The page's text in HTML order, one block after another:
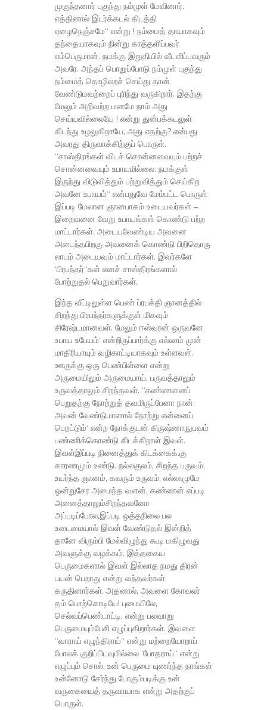
முகுந்தனார் புகுந்து நம்முள் மேவினார்.
எத்தினால் இடர்க்கடல் கிடத்தி
ஏழைநெஞ்சமே“ என்று ! நம்மைத் தாயாகவும்
தந்தையாகவும் நின்று காத்தளிப்பவர்
எம்பெருமான். நமக்கு இறுதியில் வீடளிப்பவரும்
அவரே. அந்தப் பொறுப்போடு நம்முள் புகுந்து
நம்மைத் தொழிலறச் செய்து தான்
வேண்டுமவற்றைப் புரிந்து வருகிறார். இதற்கு
மேலும் அறிவற்ற மனமே நாம் அது
செய்யவில்லையே ! என்று துன்பக்கடலுள்
கிடந்து உழலுகிறாயே, அது எதற்கு? என்பது
அவரது திருவாக்கிற்குப் பொருள்.
“சாஸ்திரங்கள் விடச் சொன்னவையும் பற்றச்
சொன்னவையும் உபாயமில்லை. நமக்குள்
இருந்து விடுவித்தும் பற்றுவித்தும் செய்கிற
அவனே உபாயம்“ என்பதுவே மேம்பட்ட பொருள்
இப்படி மேலான ஞானபாகம் உடையவர்கள் –
இறைவனை வேறு உபாயங்கள் கொண்டு பற்ற
மாட்டார்கள். அடையவேண்டிய அவனை
அடைந்தபிறகு அவனைக் கொண்டு பிறிதொரு
லாபம் அடையவும் மாட்டார்கள். இவர்களே
‘பிரபந்தர்“கள் எனச் சாஸ்திரங்களால்
போற்றுதல் பெறுவார்கள்.
இந்த வீட்டிலுள்ள பெண் ப்ரபக்தி ஞானத்தில்
சிறந்து பிரபந்நர்களுக்குள் மிகவும்
சிரேஷ்டமானவள். மேலும் ஈஸ்வரன் ஒருவனே
உபாய உபேயம்‘ என்றிருப்பார்க்கு எல்லாம் முன்
மாதிரியாயும் வழிகாட்டியாகவும் உள்ளவள்.
ஊருக்கு ஒரு பெண்பிள்ளை என்று
அருமையிலும் அருமையாய், பருவத்தாலும்
உருவத்தாலும் சிறந்தவள். “கண்ணனைப்
பெறுதற்கு நோற்றுத் தவமிருப்பேனா நான்.
அவன் வேண்டுமானால் நோற்று என்னைப்
பெறட்டும்‘ என்ற நோக்குடன் கிருஷ்ணாநுபவம்
பண்ணிக்கொண்டு கிடக்கிறாள் இவள்.
இவள்இப்படி நினைத்துக் கிடக்கைக்.கு
காரணமும் உண்டு. நல்லகுலம், சிறந்த பருவம்,
உயர்ந்த ஞானம், கவரும் உருவம், எல்லாமுமே
ஒன்றுசேர அமைந்த வளன், கண்ணன் எப்படி
அனைத்தாலும்சிறந்தவனோ
அப்படிப்போல,இப்படி ஒத்தநிலை பல
உடைமையால் இவள் வேண்டுதல் இன்றித்
தானே விரும்பி மேல்விழுந்து கூடி மகிழுவது
அவளுக்கு வழக்கம். இத்தகைய
பெருமைகளால் இவள் இல்லாத நமது திரன்
பயன் பெறாது என்று வந்தவர்கள்
கருதினார்கள். அதனால், அவளை கோவலர்
தம் பொற்கொடியே! புமையிலே,
செல்வப்பெண்டாட்டி, என்று பலவாறு
பெருமையும்பேசி எழுப்புகிறார்கள். இவளை
“வாராய் எழுந்திராய்“ என்று மற்றையோறாப்
போலக் குறிப்பிடவுமில்லை ‘போதராய்“ என்று
எழுப்பும் சொல். உன் பெருமை யுணர்ந்த நாங்கள்
உன்னோடு சேர்ந்து போகும்படிக்கு உன்
வருகையைத் தருவாயாக என்று அதற்குப்
பொருள்.